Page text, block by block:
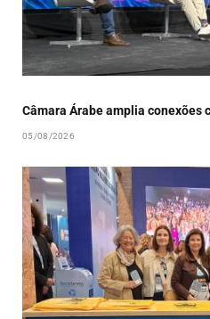
Câmara Árabe amplia conexões
05/08/2026